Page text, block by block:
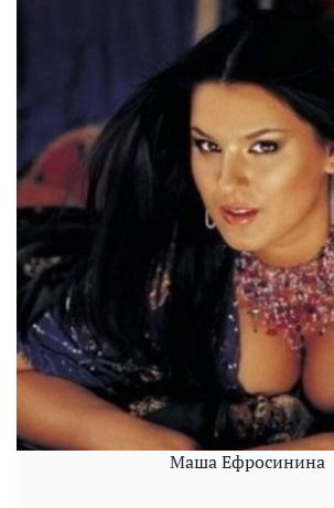
Маша Ефросинина